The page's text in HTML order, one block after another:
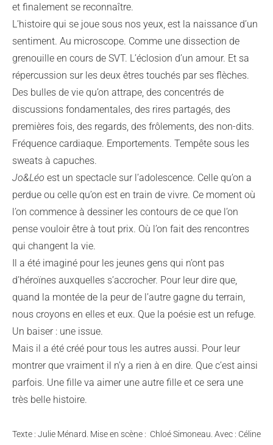
et finalement se reconnaître.
L’histoire qui se joue sous nos yeux, est la naissance d’un
sentiment. Au microscope. Comme une dissection de
grenouille en cours de SVT. L’éclosion d’un amour. Et sa
répercussion sur les deux êtres touchés par ses flèches.
Des bulles de vie qu’on attrape, des concentrés de
discussions fondamentales, des rires partagés, des
premières fois, des regards, des frôlements, des non-dits.
Fréquence cardiaque. Emportements. Tempête sous les
sweats à capuches.
Jo&Léo est un spectacle sur l’adolescence. Celle qu’on a
perdue ou celle qu’on est en train de vivre. Ce moment où
l’on commence à dessiner les contours de ce que l’on
pense vouloir être à tout prix. Où l’on fait des rencontres
qui changent la vie.
Il a été imaginé pour les jeunes gens qui n’ont pas
d’héroïnes auxquelles s’accrocher. Pour leur dire que,
quand la montée de la peur de l’autre gagne du terrain,
nous croyons en elles et eux. Que la poésie est un refuge.
Un baiser : une issue.
Mais il a été créé pour tous les autres aussi. Pour leur
montrer que vraiment il n’y a rien à en dire. Que c’est ainsi
parfois. Une fille va aimer une autre fille et ce sera une
très belle histoire.
Texte : Julie Ménard. Mise en scène : Chloé Simoneau. Avec : Céline